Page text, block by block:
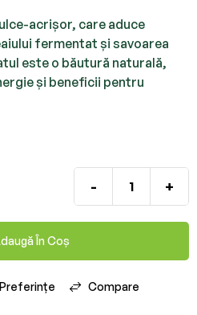
acrișor, care aduce
fermentat și savoarea
este o băutură naturală,
și beneficii pentru
- +
În Coș
Compare